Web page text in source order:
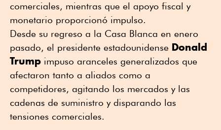
comerciales, mientras que el apoyo fiscal y
monetario proporcionó impulso.
Desde su regreso a la Casa Blanca en enero
pasado, el presidente estadounidense Donald
Trump impuso aranceles generalizados que
afectaron tanto a aliados como a
competidores, agitando los mercados y las
cadenas de suministro y disparando las
tensiones comerciales.